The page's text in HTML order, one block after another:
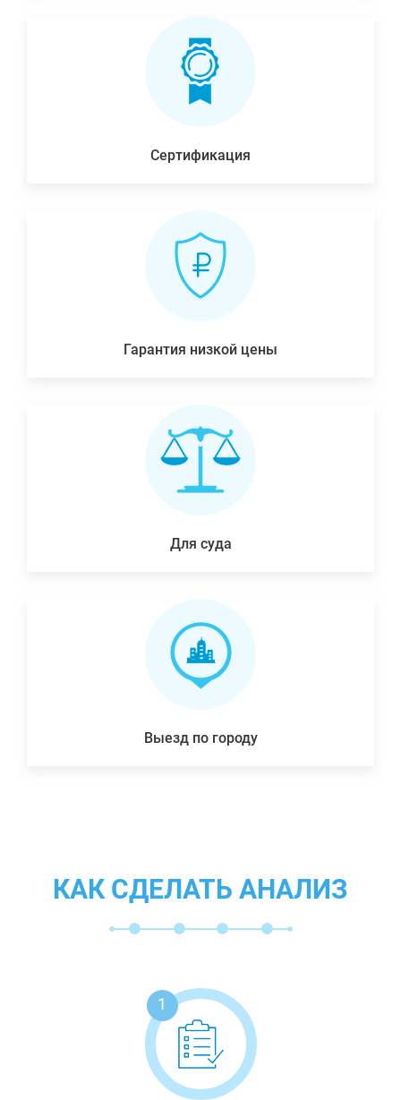
Сертификация
Гарантия низкой цены
Для суда
Выезд по городу
КАК СДЕЛАТЬ АНАЛИЗ
1